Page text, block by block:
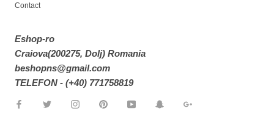
Contact
Eshop-ro
Craiova(200275, Dolj) Romania
beshopns@gmail.com
TELEFON - (+40) 771758819